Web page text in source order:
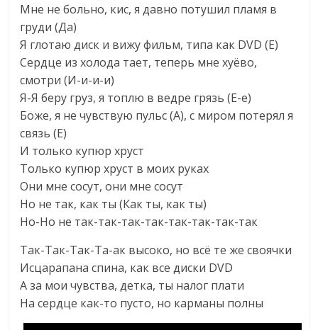
Мне не больно, кис, я давно потушил пламя в
груди (Да)
Я глотаю диск и вижу фильм, типа как DVD (Е)
Сердце из холода тает, теперь мне хуёво,
смотри (И-и-и-и)
Я-Я беру груз, я топлю в ведре грязь (Е-е)
Боже, я не чувствую пульс (А), с миром потерял я
связь (Е)
И только купюр хруст
Только купюр хруст в моих руках
Они мне сосут, они мне сосут
Но не так, как ты (Как ты, как ты)
Но-Но не так-так-так-так-так-так-так-так
Так-Так-Так-Та-ак высоко, но всё те же своячки
Исцарапана спина, как все диски DVD
А за мои чувства, детка, ты налог плати
На сердце как-то пусто, но карманы полны